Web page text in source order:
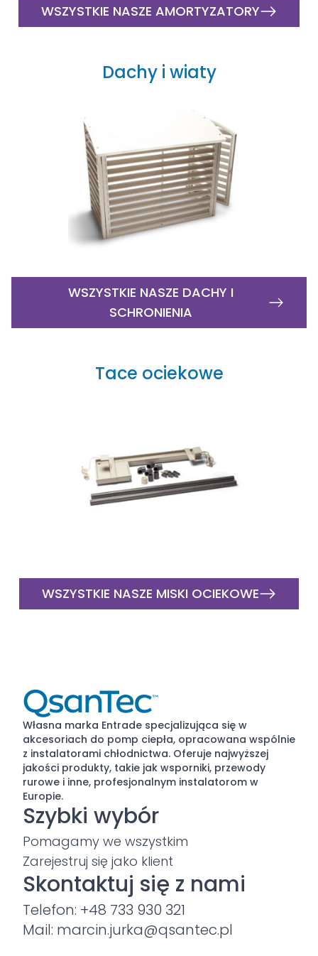
WSZYSTKIE NASZE AMORTYZATORY
Dachy i wiaty
WSZYSTKIE NASZE DACHY I
SCHRONIENIA
Tace ociekowe
WSZYSTKIE NASZE MISKI OCIEKOWE
Własna marka Entrade specjalizująca się w
akcesoriach do pomp ciepła, opracowana wspólnie
z instalatorami chłodnictwa. Oferuje najwyższej
jakości produkty, takie jak wsporniki, przewody
rurowe i inne, profesjonalnym instalatorom w
Europie.
Szybki wybór
Pomagamy we wszystkim
Zarejestruj się jako klient
Skontaktuj się z nami
Telefon: +48 733 930 321
Mail: marcin.jurka@qsantec.pl